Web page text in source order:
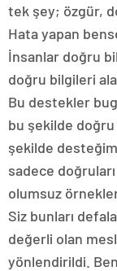
tek şey; özgür,
Hata yapan
İnsanlar doğru
doğru bilgileri
Bu destekler
bu şekilde
şekilde
sadece
olumsuz
Siz bunları
değerli olan
yönlendirildi.